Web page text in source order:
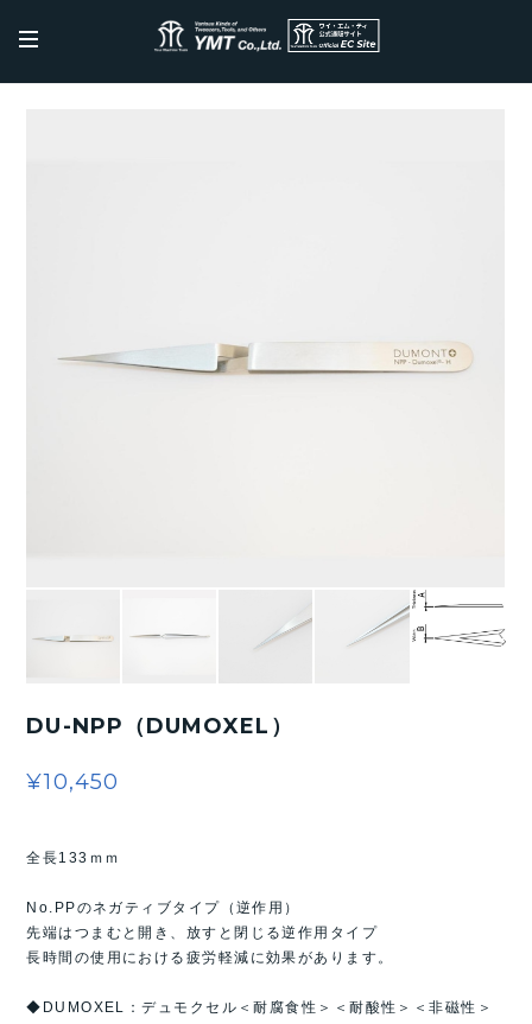
DU-NPP（DUMOXEL）
¥10,450
全長133ｍｍ
No.PPのネガティブタイプ（逆作用）
先端はつまむと開き、放すと閉じる逆作用タイプ
長時間の使用における疲労軽減に効果があります。
◆DUMOXEL：デュモクセル＜耐腐食性＞＜耐酸性＞＜非磁性＞